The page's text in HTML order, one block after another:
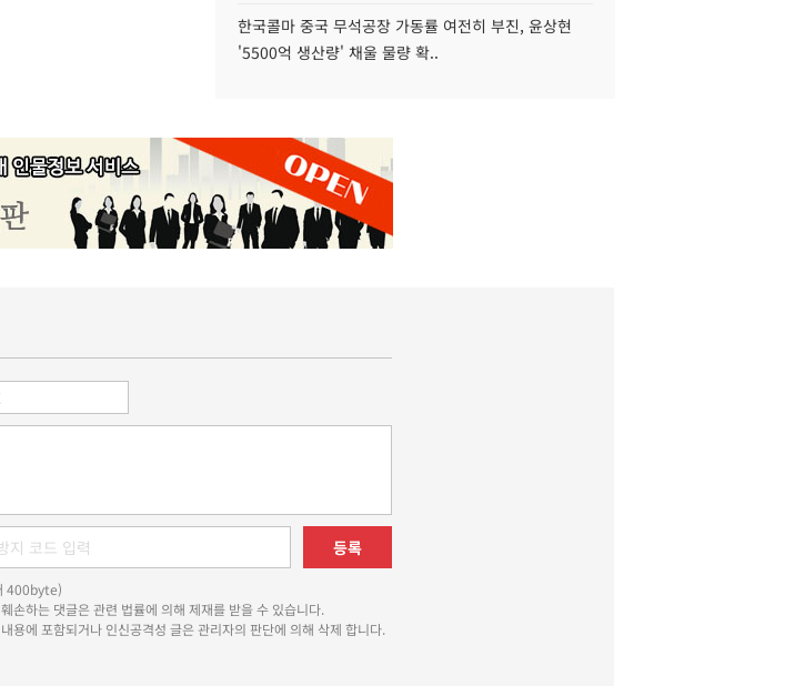
한국콜마 중국 무석공장 가동률 여전히 부진, 윤상현
'5500억 생산량' 채울 물량 확..
등록
400byte)
손하는 댓글은 관련 법률에 의해 제재를 받을 수 있습니다.
용에 포함되거나 인신공격성 글은 관리자의 판단에 의해 삭제 합니다.